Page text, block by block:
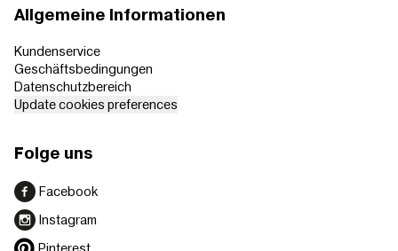
Allgemeine Informationen
Kundenservice
Geschäftsbedingungen
Datenschutzbereich
Update cookies preferences
Folge uns
Facebook
Instagram
Pinterest